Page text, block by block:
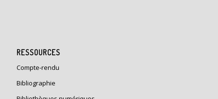
RESSOURCES
Compte-rendu
Bibliographie